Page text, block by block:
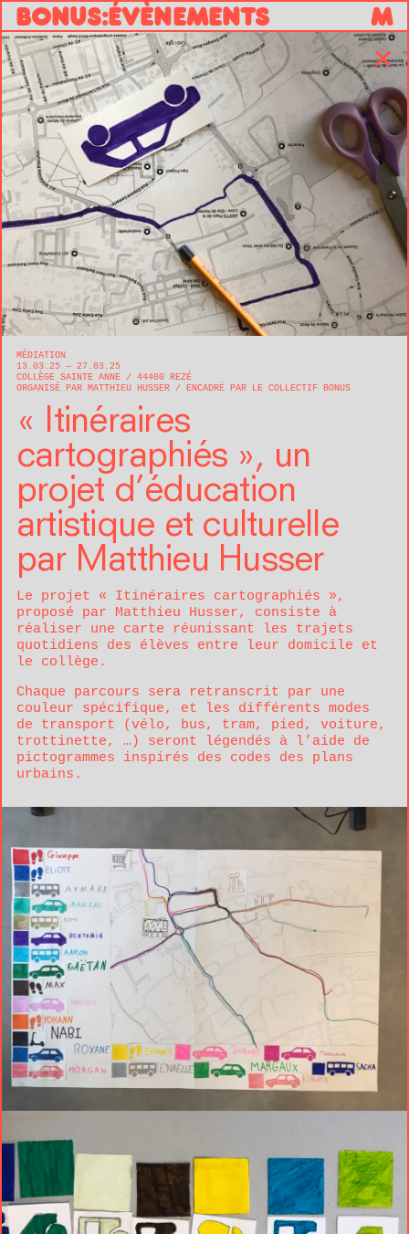
BONUS:ÉVÈNEMENTS M
✕
MÉDIATION
13.03.25 — 27.03.25
COLLÈGE SAINTE ANNE
44400 REZÉ
ORGANISÉ PAR MATTHIEU HUSSER
ENCADRÉ PAR LE COLLECTIF BONUS
« Itinéraires
cartographiés », un
projet d’éducation
artistique et culturelle
par Matthieu Husser
Le projet « Itinéraires cartographiés »,
proposé par Matthieu Husser, consiste à
réaliser une carte réunissant les trajets
quotidiens des élèves entre leur domicile et
le collège.
Chaque parcours sera retranscrit par une
couleur spécifique, et les différents modes
de transport (vélo, bus, tram, pied, voiture,
trottinette, …) seront légendés à l’aide de
pictogrammes inspirés des codes des plans
urbains.